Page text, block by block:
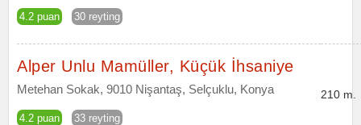
4.2 puan 30 reyting
Alper Unlu Mamüller, Küçük İhsaniye
Metehan Sokak, 9010 Nişantaş, Selçuklu, Konya
4.2 puan 33 reyting
210 m.